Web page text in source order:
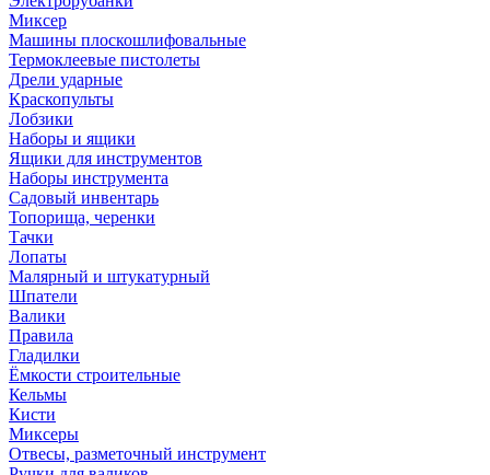
Миксер
Машины плоскошлифовальные
Термоклеевые пистолеты
Дрели ударные
Краскопульты
Лобзики
Наборы и ящики
Ящики для инструментов
Наборы инструмента
Садовый инвентарь
Топорища, черенки
Тачки
Лопаты
Малярный и штукатурный
Шпатели
Валики
Правила
Гладилки
Ёмкости строительные
Кельмы
Кисти
Миксеры
Отвесы, разметочный инструмент